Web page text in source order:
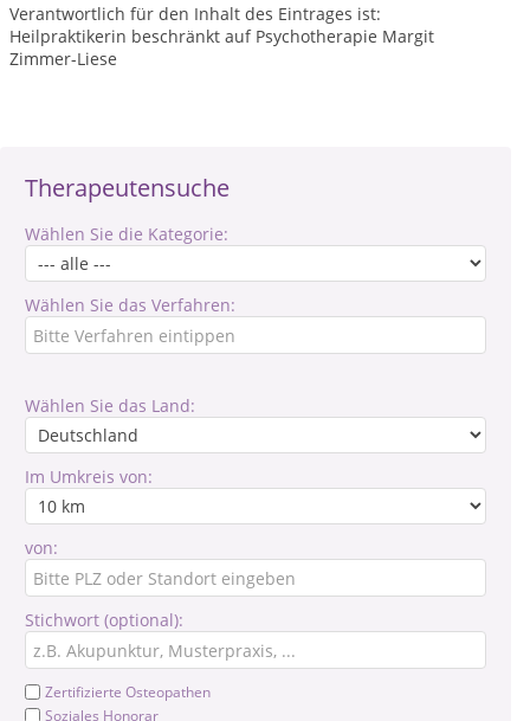
Therapeutensuche
Wählen Sie die Kategorie:
Wählen Sie das Verfahren:
Wählen Sie das Land:
Im Umkreis von:
von:
Stichwort (optional):
Zertifizierte Osteopathen
Soziales Honorar
Verantwortlich für den Inhalt des Eintrages ist:
Heilpraktikerin beschränkt auf Psychotherapie Margit
Zimmer-Liese